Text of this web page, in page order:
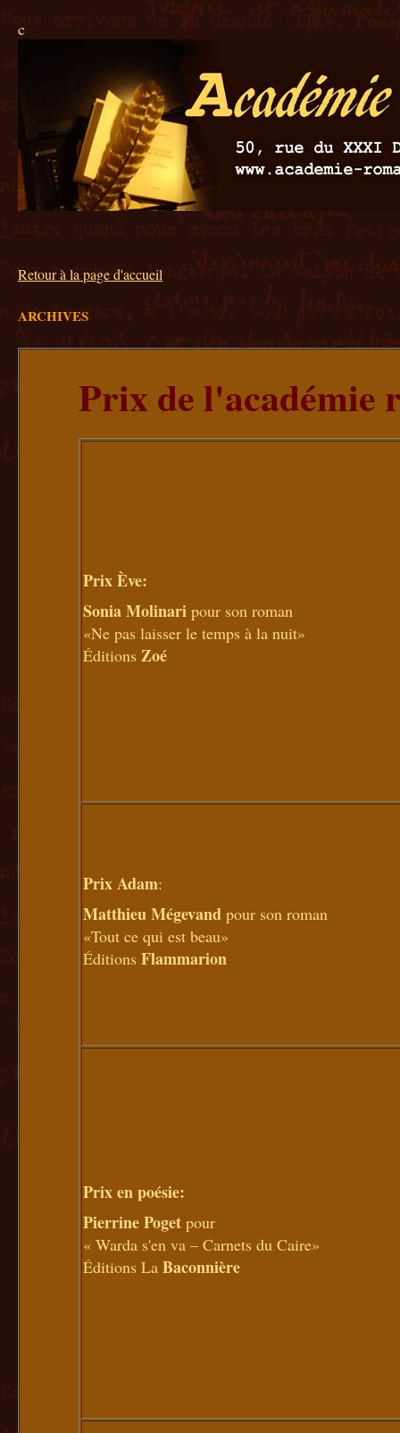
c
Retour à la page d'accueil
ARCHIVES
Prix de l'académie
Prix Ève:
Sonia Molinari pour son roman
«Ne pas laisser le temps à la nuit»
Éditions Zoé
Prix Adam:
Matthieu Mégevand pour son roman
«Tout ce qui est beau»
Éditions Flammarion
Prix en poésie:
Pierrine Poget pour
« Warda s'en va – Carnets du Caire»
Éditions La Baconnière